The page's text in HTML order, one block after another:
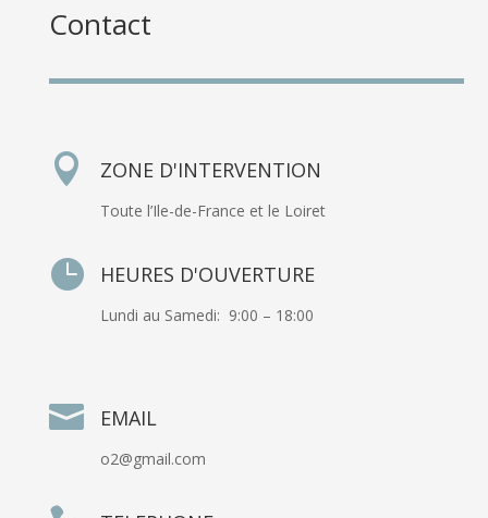
Contact
 ZONE D'INTERVENTION
Toute l’Ile-de-France et le Loiret
 HEURES D'OUVERTURE
Lundi au Samedi: 9:00 – 18:00
 EMAIL
o2@gmail.com